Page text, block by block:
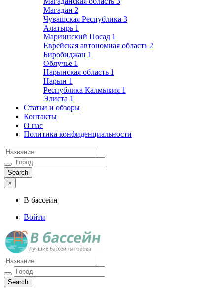
Магадан 2
Чувашская Республика 3
Алатырь 1
Мариинский Посад 1
Еврейская автономная область 2
Биробиджан 1
Облучье 1
Нарынская область 1
Нарын 1
Республика Калмыкия 1
Элиста 1
Статьи и обзоры
Контакты
О нас
Политика конфиденциальности
×
В бассейн
Войти
Лучшие бассейны города